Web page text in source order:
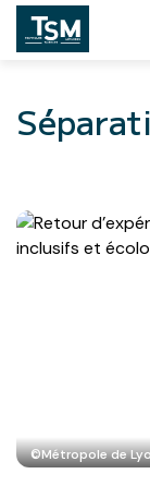
©Métropole de